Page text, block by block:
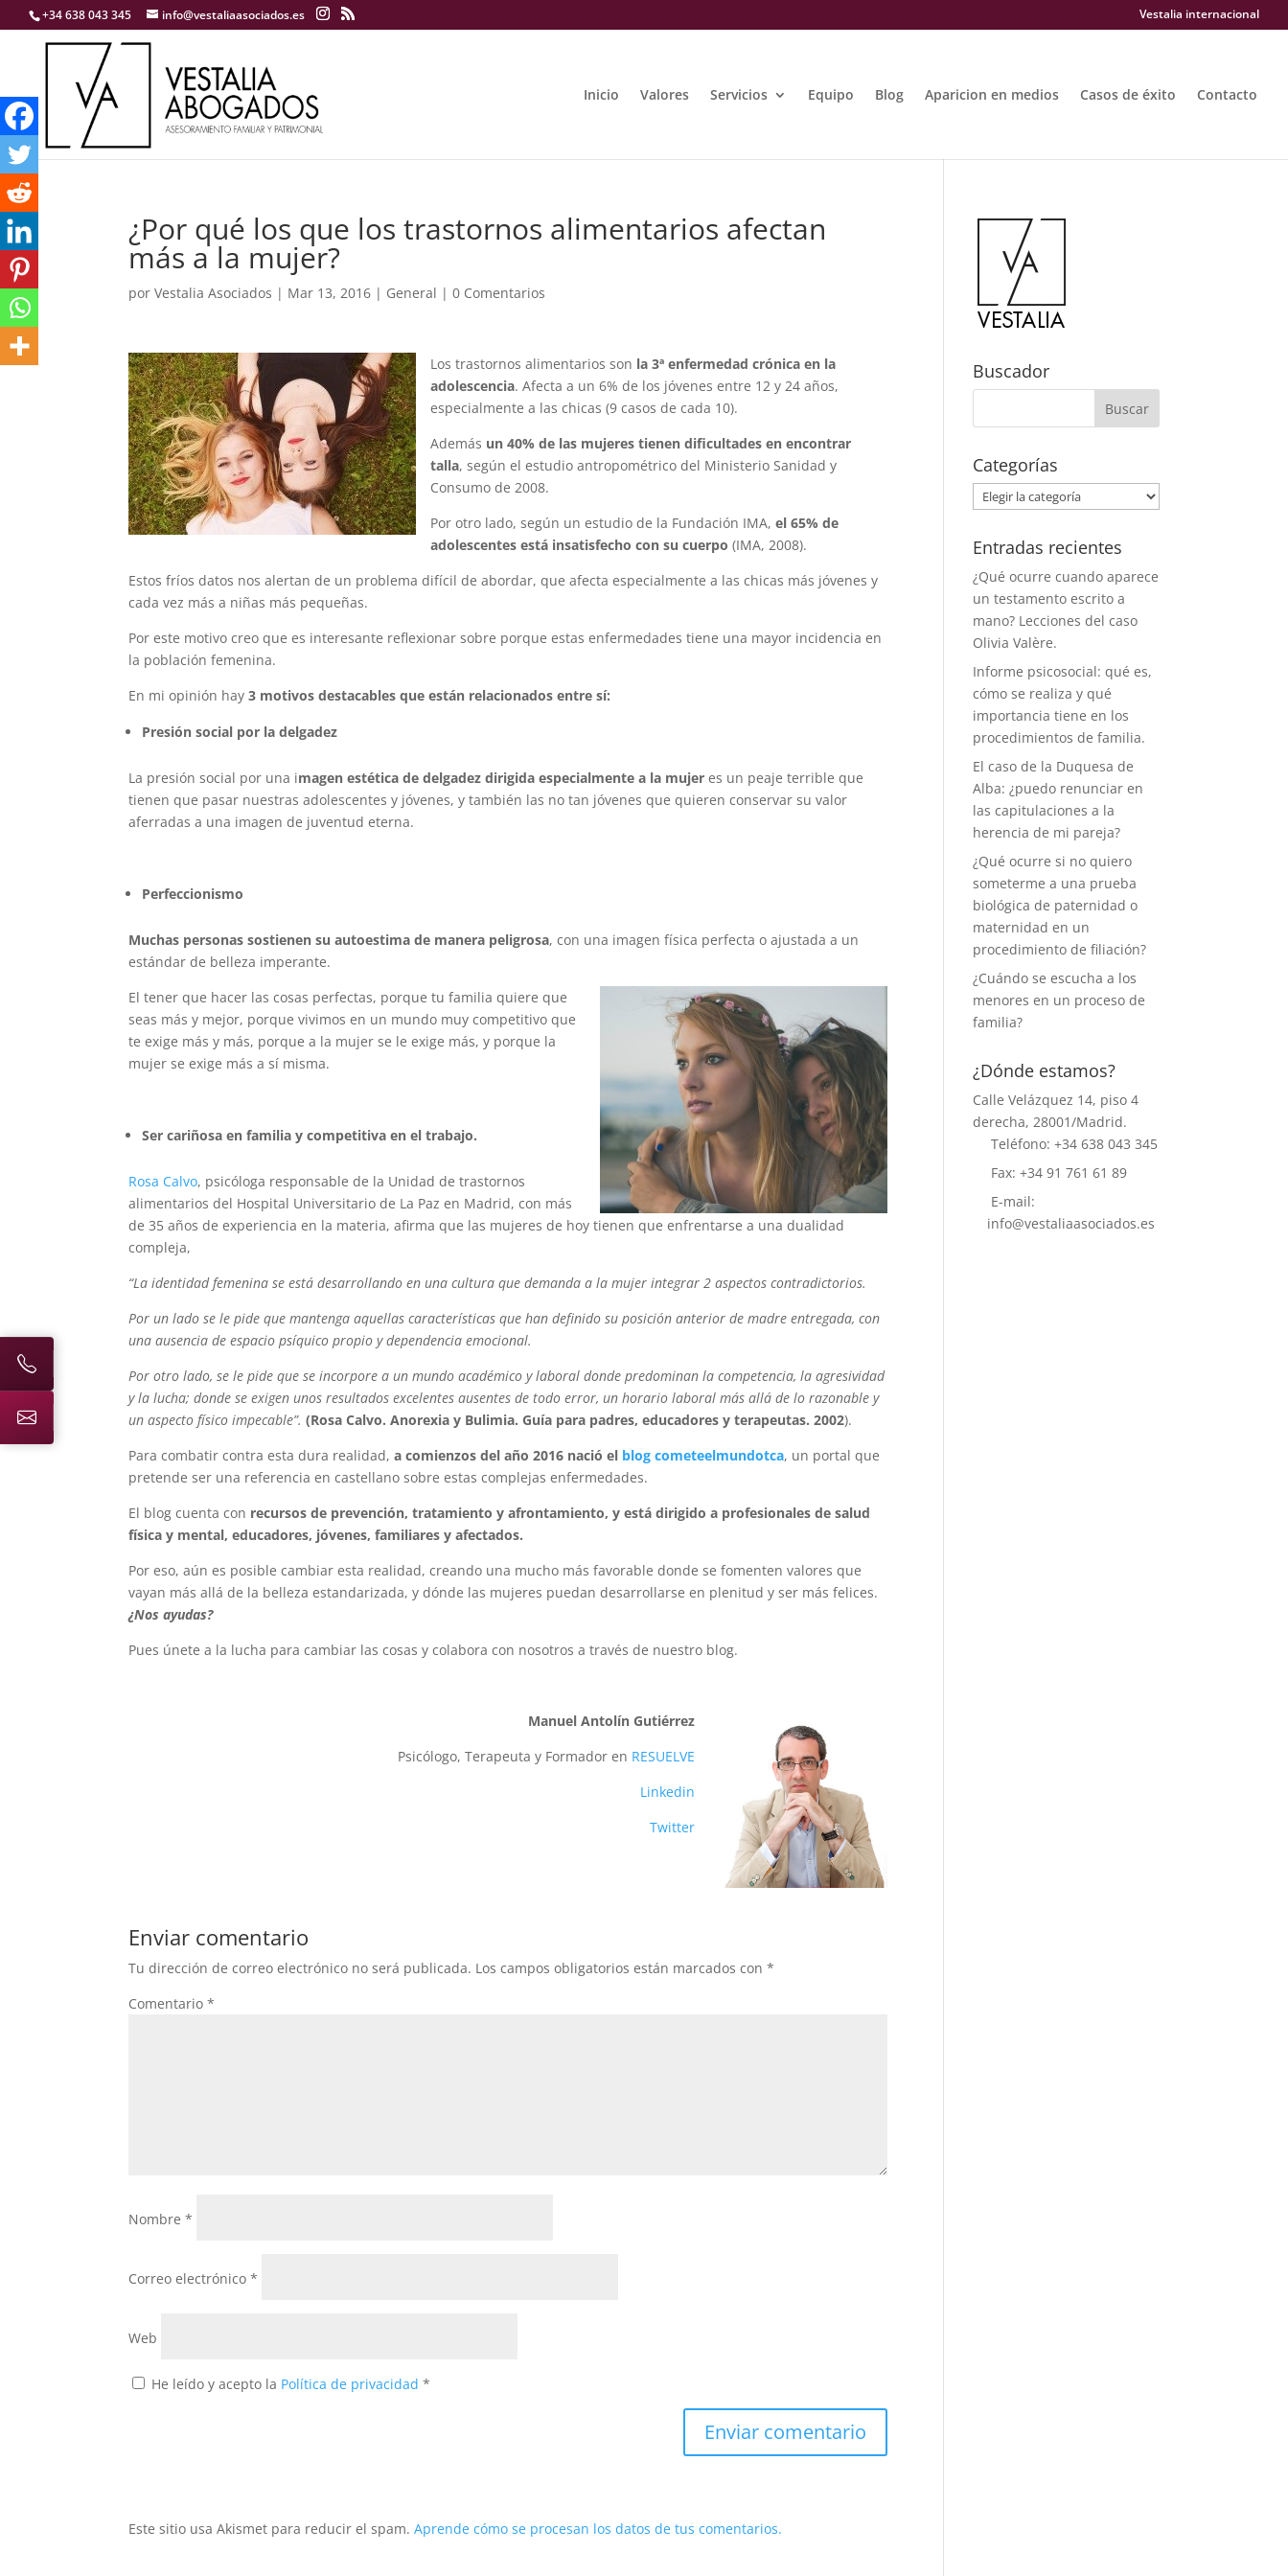
+34 638 043 345 info@vestaliaasociados.es Vestalia internacional
Inicio Valores Servicios Equipo Blog Aparicion en medios Casos de éxito Contacto
¿Por qué los que los trastornos alimentarios afectan
más a la mujer?
porVestalia Asociados | Mar 13, 2016 | General |0 Comentarios
Los trastornos alimentarios son la 3ª enfermedad crónica en la
adolescencia. Afecta a un 6% de los jóvenes entre 12 y 24 años,
especialmente a las chicas (9 casos de cada 10).
Además un 40% de las mujeres tienen dificultades en encontrar
talla, según el estudio antropométrico del Ministerio Sanidad y
Consumo de 2008.
Por otro lado, según un estudio de la Fundación IMA,el 65% de
adolescentes está insatisfecho con su cuerpo (IMA, 2008).
Estos fríos datos nos alertan de un problema difícil de abordar, que afecta especialmente a las chicas más jóvenes y
cada vez más a niñas más pequeñas.
Por este motivo creo que es interesante reflexionar sobre porque estas enfermedades tiene una mayor incidencia en
la población femenina.
En mi opinión hay 3 motivos destacables que están relacionados entre sí:
Presión social por la delgadez
La presión social por una imagen estética de delgadez dirigida especialmente a la mujer es un peaje terrible que
tienen que pasar nuestras adolescentes y jóvenes, y también las no tan jóvenes que quieren conservar su valor
aferradas a una imagen de juventud eterna.
Perfeccionismo
Muchas personas sostienen su autoestima de manera peligrosa, con una imagen física perfecta o ajustada a un
estándar de belleza imperante.
El tener que hacer las cosas perfectas, porque tu familia quiere que
seas más y mejor, porque vivimos en un mundo muy competitivo que
te exige más y más, porque a la mujer se le exige más, y porque la
mujer se exige más a sí misma.
Ser cariñosa en familia y competitiva en el trabajo.
Rosa Calvo, psicóloga responsable de la Unidad de trastornos
alimentarios del Hospital Universitario de La Paz en Madrid, con más
de 35 años de experiencia en la materia, afirma que las mujeres de hoy tienen que enfrentarse a una dualidad
compleja,
“La identidad femenina se está desarrollando en una cultura que demanda a la mujer integrar 2 aspectos contradictorios.
Por un lado se le pide que mantenga aquellas características que han definido su posición anterior de madre entregada, con
una ausencia de espacio psíquico propio y dependencia emocional.
Por otro lado, se le pide que se incorpore a un mundo académico y laboral donde predominan la competencia, la agresividad
y la lucha; donde se exigen unos resultados excelentes ausentes de todo error, un horario laboral más allá de lo razonable y
un aspecto físico impecable”.(Rosa Calvo. Anorexia y Bulimia. Guía para padres, educadores y terapeutas. 2002).
Para combatir contra esta dura realidad,a comienzos del año 2016 nació el blog cometeelmundotca, un portal que
pretende ser una referencia en castellano sobre estas complejas enfermedades.
El blog cuenta con recursos de prevención, tratamiento y afrontamiento, y está dirigido a profesionales de salud
física y mental, educadores, jóvenes, familiares y afectados.
Por eso, aún es posible cambiar esta realidad, creando una mucho más favorable donde se fomenten valores que
vayan más allá de la belleza estandarizada, y dónde las mujeres puedan desarrollarse en plenitud y ser más felices.
¿Nos ayudas?
Pues únete a la lucha para cambiar las cosas y colabora con nosotros a través de nuestro blog.
Manuel Antolín Gutiérrez
Psicólogo, Terapeuta y Formador en RESUELVE
Linkedin
Twitter
Enviar comentario
Tu dirección de correo electrónico no será publicada. Los campos obligatorios están marcados con*
Comentario*
Nombre*
Correo electrónico*
Web
He leído y acepto la Política de privacidad*
Este sitio usa Akismet para reducir el spam.Aprende cómo se procesan los datos de tus comentarios.
Buscador
Categorías
Categorías
Entradas recientes
¿Qué ocurre cuando aparece
un testamento escrito a
mano? Lecciones del caso
Olivia Valère.
Informe psicosocial: qué es,
cómo se realiza y qué
importancia tiene en los
procedimientos de familia.
El caso de la Duquesa de
Alba: ¿puedo renunciar en
las capitulaciones a la
herencia de mi pareja?
¿Qué ocurre si no quiero
someterme a una prueba
biológica de paternidad o
maternidad en un
procedimiento de filiación?
¿Cuándo se escucha a los
menores en un proceso de
familia?
¿Dónde estamos?
Calle Velázquez 14, piso 4
derecha, 28001/Madrid.
Teléfono: +34 638 043 345
Fax: +34 91 761 61 89
E-mail:
info@vestaliaasociados.es